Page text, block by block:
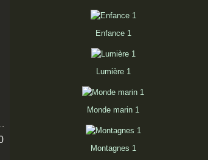
Enfance 1
Lumière 1
Monde marin 1
Montagnes 1